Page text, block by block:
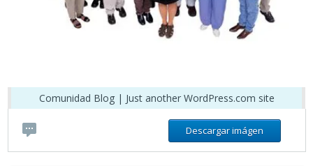
Comunidad Blog | Just another WordPress.com site
Descargar imágen